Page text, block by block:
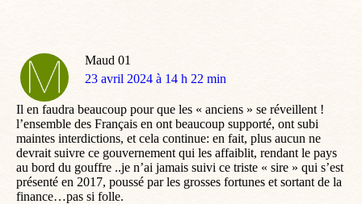
Maud 01
dit
23 avril 2024 à 14 h 22 min
Il en faudra beaucoup pour que les « anciens » se réveillent !
l’ensemble des Français en ont beaucoup supporté, ont subi
maintes interdictions, et cela continue: en fait, plus aucun ne
devrait suivre ce gouvernement qui les affaiblit, rendant le pays
au bord du gouffre ..je n’ai jamais suivi ce triste « sire » qui s’est
présenté en 2017, poussé par les grosses fortunes et sortant de la
finance…pas si folle.